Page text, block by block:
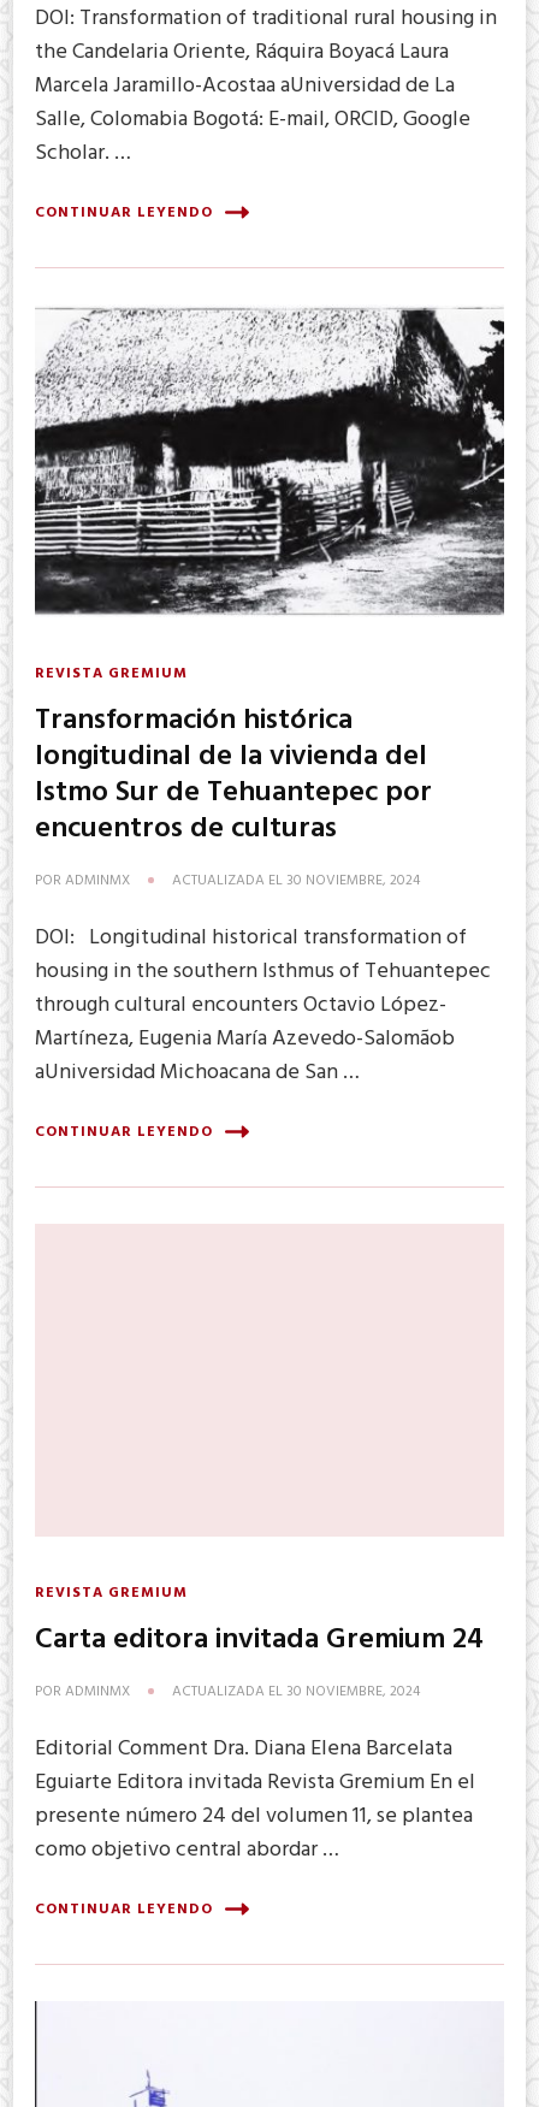
DOI: Transformation of traditional rural housing in
the Candelaria Oriente, Ráquira Boyacá Laura
Marcela Jaramillo-Acostaa aUniversidad de La
Salle, Colomabia Bogotá: E-mail, ORCID, Google
Scholar. …
CONTINUAR LEYENDO
REVISTA GREMIUM
Transformación histórica
longitudinal de la vivienda del
Istmo Sur de Tehuantepec por
encuentros de culturas
POR ADMINMX ACTUALIZADA EL 30 NOVIEMBRE, 2024
DOI: Longitudinal historical transformation of
housing in the southern Isthmus of Tehuantepec
through cultural encounters Octavio López-
Martíneza, Eugenia María Azevedo-Salomãob
aUniversidad Michoacana de San …
CONTINUAR LEYENDO
REVISTA GREMIUM
Carta editora invitada Gremium 24
POR ADMINMX ACTUALIZADA EL 30 NOVIEMBRE, 2024
Editorial Comment Dra. Diana Elena Barcelata
Eguiarte Editora invitada Revista Gremium En el
presente número 24 del volumen 11, se plantea
como objetivo central abordar …
CONTINUAR LEYENDO